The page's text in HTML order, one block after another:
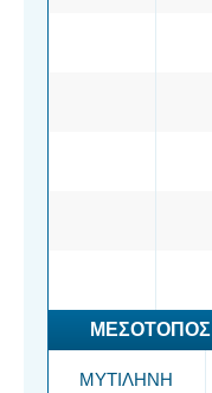
ΜΕΣΟΤΟΠΟΣ
ΜΥΤΙΛΗΝΗ